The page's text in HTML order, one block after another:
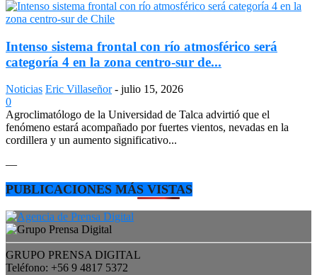
Intenso sistema frontal con río atmosférico será
categoría 4 en la zona centro-sur de...
Noticias Eric Villaseñor - julio 15, 2026
0
Agroclimatólogo de la Universidad de Talca advirtió que el
fenómeno estará acompañado por fuertes vientos, nevadas en la
cordillera y un aumento significativo...
—
PUBLICACIONES MÁS VISTAS
GRUPO PRENSA DIGITAL
Teléfono: +56 9 4817 5372